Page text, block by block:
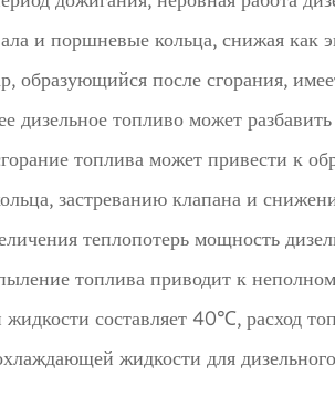
и поршневые кольца, снижая как
образующийся после сгорания,
дизельное топливо может
топлива может привести к
застреванию клапана и
теплопотерь мощность
топлива приводит к
составляет 40℃, расход
жидкости для